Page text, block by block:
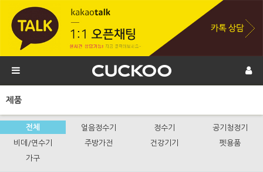
제품
전체 얼음정수기 정수기
공기청정기
비데/연수기
주방가전 건강기기
펫용품
가구